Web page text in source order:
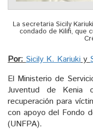
La secretaria Sicily
condado de Kilifi, que
Por: Sicily K. Kariukiy
El Ministerio de
Juventud de Kenia
recuperación para
con apoyo del Fondo
(UNFPA).